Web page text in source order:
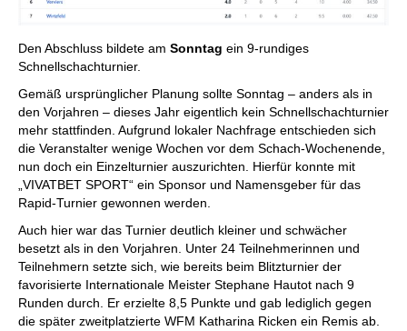
Den Abschluss bildete am Sonntag ein 9-rundiges
Schnellschachturnier.
Gemäß ursprünglicher Planung sollte Sonntag – anders als in
den Vorjahren – dieses Jahr eigentlich kein Schnellschachturnier
mehr stattfinden. Aufgrund lokaler Nachfrage entschieden sich
die Veranstalter wenige Wochen vor dem Schach-Wochenende,
nun doch ein Einzelturnier auszurichten. Hierfür konnte mit
„VIVATBET SPORT“ ein Sponsor und Namensgeber für das
Rapid-Turnier gewonnen werden.
Auch hier war das Turnier deutlich kleiner und schwächer
besetzt als in den Vorjahren. Unter 24 Teilnehmerinnen und
Teilnehmern setzte sich, wie bereits beim Blitzturnier der
favorisierte Internationale Meister Stephane Hautot nach 9
Runden durch. Er erzielte 8,5 Punkte und gab lediglich gegen
die später zweitplatzierte WFM Katharina Ricken ein Remis ab.